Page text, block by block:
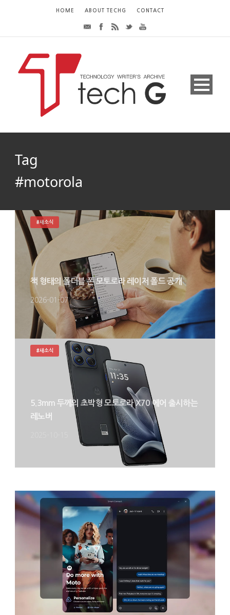
HOME ABOUT TECHG CONTACT
Tag
#motorola
책 형태의 폴더블 폰 모토로라 레이저 폴드 공개
2026-01-07
#새소식
5.3mm 두께의 초박형 모토로라 X70 에어 출시하는
레노버
#새소식